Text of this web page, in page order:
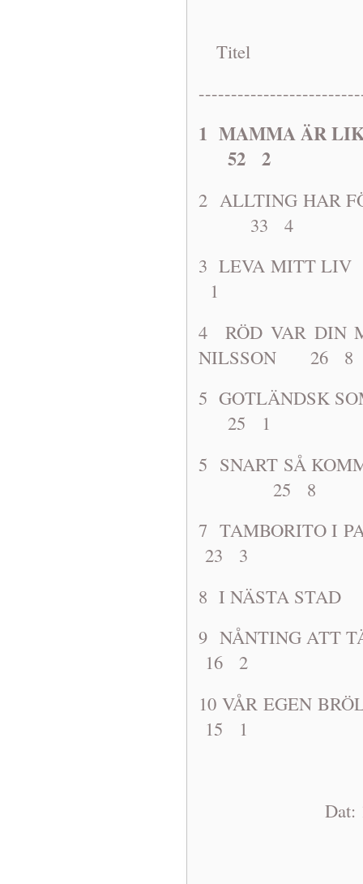
Titel
1 MAMMA
52 2
2 ALLTING HAR
33 4
3 LEVA
1
4 RÖD VAR
NILSSON 26 8
5
25 1
5 SNART SÅ
25 8
7
23 3
8 I NÄSTA
9 NÅNTING
16 2
10 VÅR
15 1
Dat: 1968-